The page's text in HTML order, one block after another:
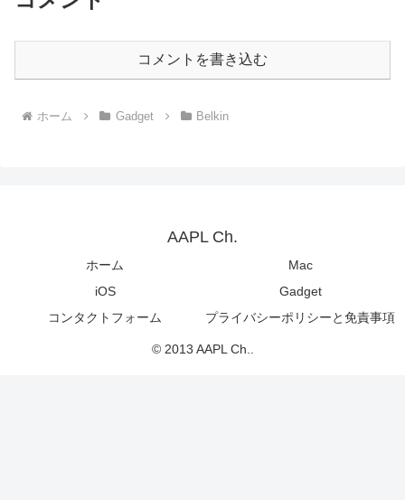
コメントを書き込む
ホーム Gadget Belkin
AAPL Ch.
ホーム
Mac
iOS
Gadget
コンタクトフォーム
プライバシーポリシーと免責事項
© 2013 AAPL Ch..